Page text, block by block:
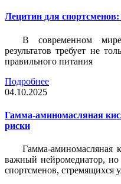
Лецитин для
В современном
результатов требует не
правильного питания
Подробнее
04.10.2025
Гамма-аминомасляная
риски
Гамма-
важный нейромедиатор,
спортсменов, стремящихся